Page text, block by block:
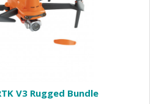
V3 Rugged Bundle